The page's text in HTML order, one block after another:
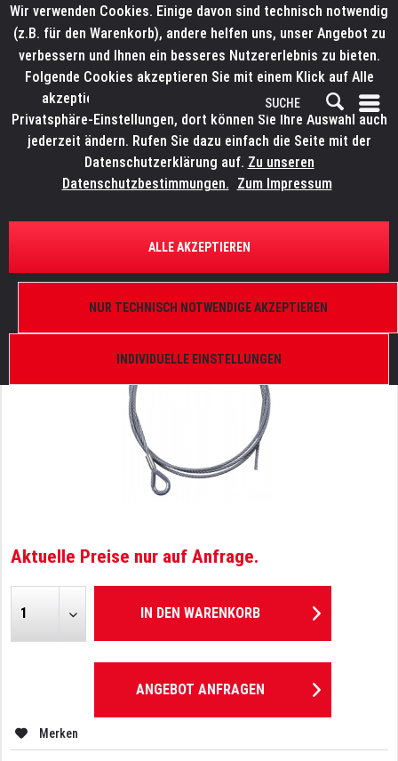
ÜBERSICHT ANSCHLAGSMATERIAL
LITECRAFT Abhängeseil 4 mm
Aktuelle Preise nur auf Anfrage.
IN DEN WARENKORB
ANGEBOT ANFRAGEN
Merken
Wir verwenden Cookies. Einige davon sind technisch notwendig
(z.B. für den Warenkorb), andere helfen uns, unser Angebot zu
verbessern und Ihnen ein besseres Nutzererlebnis zu bieten.
Folgende Cookies akzeptieren Sie mit einem Klick auf Alle
akzeptieren. Weitere Informationen finden Sie in den
Privatsphäre-Einstellungen, dort können Sie Ihre Auswahl auch
jederzeit ändern. Rufen Sie dazu einfach die Seite mit der
Datenschutzerklärung auf. Zu unseren
Datenschutzbestimmungen. Zum Impressum
INDIVIDUELLE EINSTELLUNGEN
NUR TECHNISCH NOTWENDIGE AKZEPTIEREN
ALLE AKZEPTIEREN